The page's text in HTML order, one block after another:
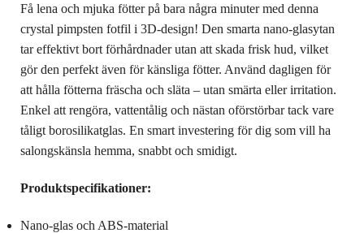
Få lena och mjuka fötter på bara några minuter med denna
crystal pimpsten fotfil i 3D-design! Den smarta nano-glasytan
tar effektivt bort förhårdnader utan att skada frisk hud, vilket
gör den perfekt även för känsliga fötter. Använd dagligen för
att hålla fötterna fräscha och släta – utan smärta eller irritation.
Enkel att rengöra, vattentålig och nästan oförstörbar tack vare
tåligt borosilikatglas. En smart investering för dig som vill ha
salongskänsla hemma, snabbt och smidigt.
Produktspecifikationer:
Nano-glas och ABS-material